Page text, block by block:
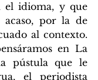
el idioma, y que
acaso, por la de
al contexto.
en La
pústula que le
el periodista